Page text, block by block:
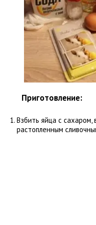
Приготовление:
Взбить яйца с
растопленным